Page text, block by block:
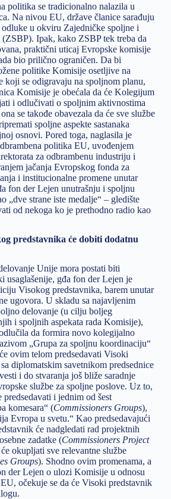
politika se tradicionalno nalazila u
Na nivou EU, države članice sarađuju
u okviru Zajedničke spoljne i
Ipak, kako ZSBP tek treba da
praktični uticaj Evropske komisije
bio prilično ograničen. Da bi
politike Komisije osetljive na
koji se odigravaju na spoljnom planu,
Komisije je obećala da će Kolegijum
i odlučivati o spoljnim aktivnostima
se takođe obavezala da će sve službe
spoljne aspekte sastanaka
osnovi. Pored toga, naglasila je
politika EU, uvođenjem
za odbrambenu industriju i
jačanja Evropskog fonda za
i institucionalne promene unutar
fon der Lejen unutrašnju i spoljnu
„dve strane iste medalje“ – gledište
od nekoga ko je prethodno radio kao
predstavnika će dobiti dodatnu
Unije mora postati biti
usaglašenije, gđa fon der Lejen je
Visokog predstavnika, barem unutar
ugovora. U skladu sa najavljenim
delovanje (u cilju boljeg
i spoljnih aspekata rada Komisije),
da formira novo kolegijalno
„Grupa za spoljnu koordinaciju“
ovim telom predsedavati Visoki
diplomatskim savetnikom predsednice
i do stvaranja još bliže saradnje
službe za spoljne poslove. Uz to,
i jednim od šest
komesara“ (Commissioners Groups),
Evropa u svetu.“ Kao predsedavajući
će nadgledati rad projektnih
zadatke (Commissioners Project
okupljati sve relevantne službe
Groups). Shodno ovim promenama, a
der Lejen o ulozi Komisije u odnosu
očekuje se da će Visoki predstavnik